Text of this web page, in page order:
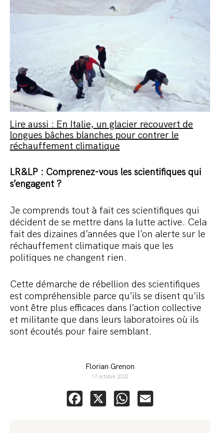
Lire aussi : En Italie, un glacier recouvert de
longues bâches blanches pour contrer le
réchauffement climatique
LR&LP : Comprenez-vous les scientifiques qui
s’engagent ?
Je comprends tout à fait ces scientifiques qui
décident de se mettre dans la lutte active. Cela
fait des dizaines d’années que l’on alerte sur le
réchauffement climatique mais que les
politiques ne changent rien.
Cette démarche de rébellion des scientifiques
est compréhensible parce qu’ils se disent qu’ils
vont être plus efficaces dans l’action collective
et militante que dans leurs laboratoires où ils
sont écoutés pour faire semblant.
Florian Grenon
17 octobre 2023
Facebook
X WhatsApp